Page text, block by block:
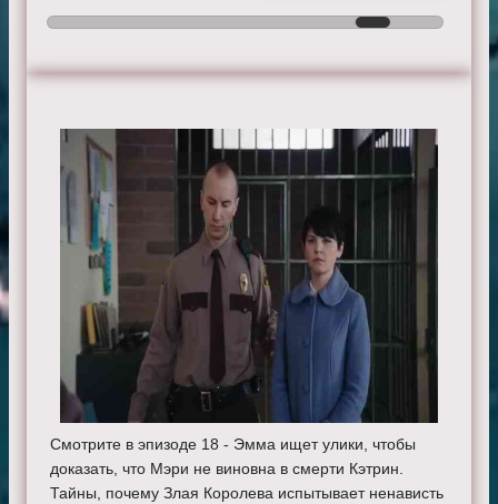
Смотрите в эпизоде 18 - Эмма ищет улики, чтобы
доказать, что Мэри не виновна в смерти Кэтрин.
Тайны, почему Злая Королева испытывает ненависть